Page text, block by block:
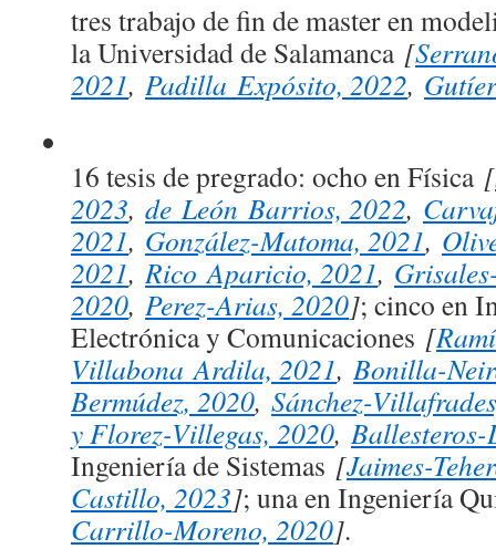
tres trabajo de fin de master en
la Universidad de Salamanca [
2021, Padilla Expósito, 2022,
16 tesis de pregrado: ocho en Física [
2023, de León Barrios, 2022,
2021, González-Matoma, 2021,
2021,Rico Aparicio, 2021,
2020, Perez-Arias, 2020]; cinco en
Electrónica y Comunicaciones [
Villabona Ardila, 2021,Bonilla-
Bermúdez, 2020, Sánchez-
y Florez-Villegas, 2020,
Ingeniería de Sistemas [Jaimes-
Castillo, 2023]; una en Ingeniería
Carrillo-Moreno, 2020].